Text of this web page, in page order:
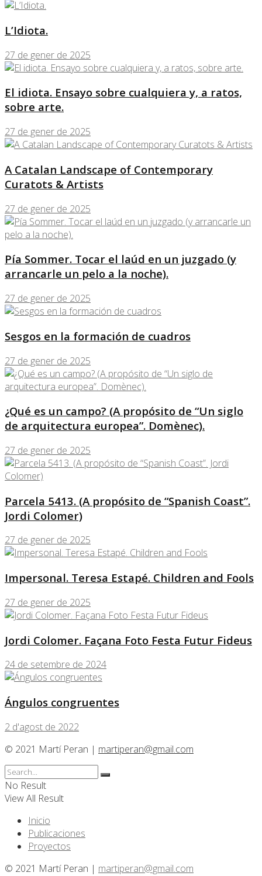
L’Idiota.
27 de gener de 2025
El idiota. Ensayo sobre cualquiera y, a ratos,
sobre arte.
27 de gener de 2025
A Catalan Landscape of Contemporary
Curatots & Artists
27 de gener de 2025
Pía Sommer. Tocar el laúd en un juzgado (y
arrancarle un pelo a la noche).
27 de gener de 2025
Sesgos en la formación de cuadros
27 de gener de 2025
¿Qué es un campo? (A propósito de “Un siglo
de arquitectura europea”. Domènec).
27 de gener de 2025
Parcela 5413. (A propósito de “Spanish Coast”.
Jordi Colomer)
27 de gener de 2025
Impersonal. Teresa Estapé. Children and Fools
27 de gener de 2025
Jordi Colomer. Façana Foto Festa Futur Fideus
24 de setembre de 2024
Ángulos congruentes
2 d'agost de 2022
© 2021 Martí Peran | martiperan@gmail.com
No Result
View All Result
Inicio
Publicaciones
Proyectos
© 2021 Martí Peran | martiperan@gmail.com